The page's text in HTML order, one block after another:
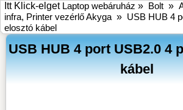
Itt Klick-elget Laptop webáruház » Bolt »
infra, Printer vezérlő Akyga » USB HUB 4
elosztó kábel
USB HUB 4 port USB2.0 4
kábel